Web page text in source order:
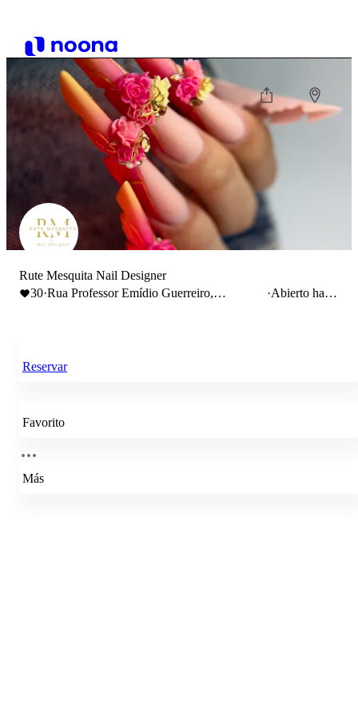
Rute Mesquita Nail Designer
30·Rua Professor Emídio Guerreiro,
·Abierto hasta
Reservar
Favorito
Más